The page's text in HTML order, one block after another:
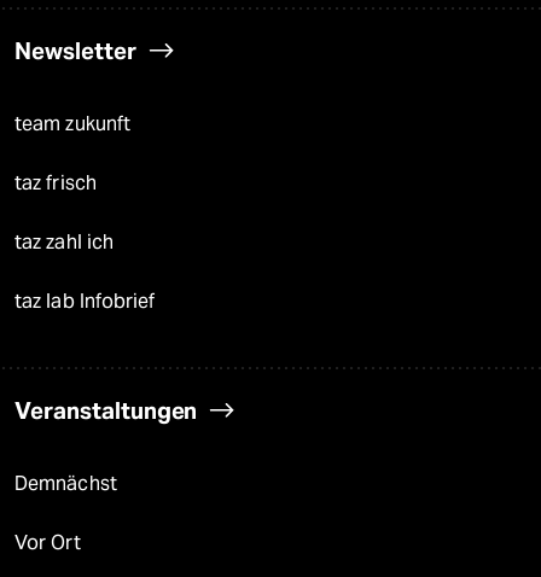
Newsletter
team zukunft
taz frisch
taz zahl ich
taz lab Infobrief
Veranstaltungen
Demnächst
Vor Ort